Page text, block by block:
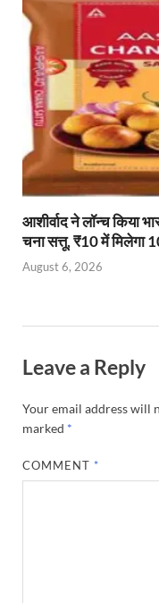
आशीर्वाद ने लॉन्च किया
चना सत्तू, ₹10 में मिलेगा
August 6, 2026
Leave a Reply
Your email address will
marked *
COMMENT *